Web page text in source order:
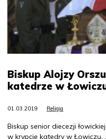
Biskup Alojzy
katedrze w
01.03.2019 Religia
Biskup senior diecezji
w krypcie katedry w Łowiczu.